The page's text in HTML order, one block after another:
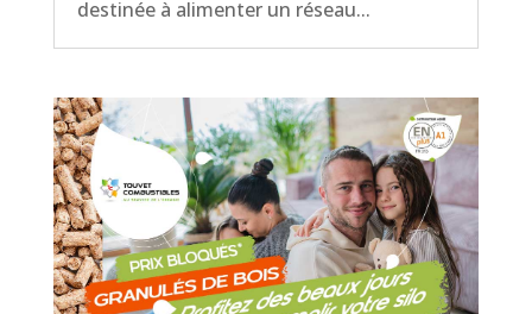
destinée à alimenter un réseau...